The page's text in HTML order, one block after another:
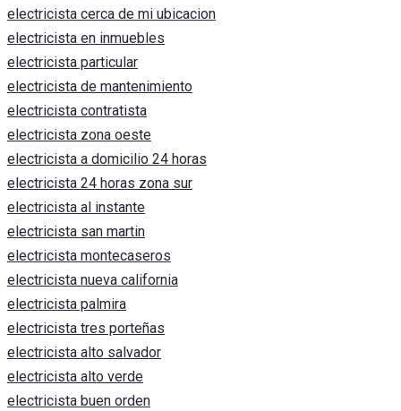
electricista cerca de mi ubicacion
electricista en inmuebles
electricista particular
electricista de mantenimiento
electricista contratista
electricista zona oeste
electricista a domicilio 24 horas
electricista 24 horas zona sur
electricista al instante
electricista san martin
electricista montecaseros
electricista nueva california
electricista palmira
electricista tres porteñas
electricista alto salvador
electricista alto verde
electricista buen orden